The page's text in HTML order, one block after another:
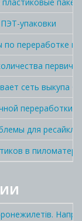
упаковки
переработке
сеть выкупа
переработки
для
в